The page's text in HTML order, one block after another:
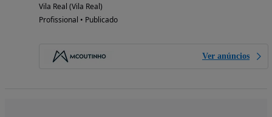
Vila Real (Vila Real)
Profissional • Publicado
Ver anúncios